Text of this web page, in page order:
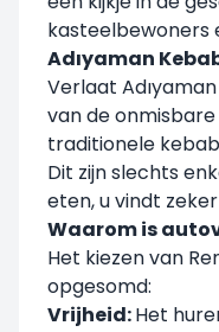
kasteelbewoners
Adıyaman
Verlaat
van de
traditionele
Dit zijn slechts
eten, u vindt
Waarom is
Het kiezen van
opgesomd:
Vrijheid:Het